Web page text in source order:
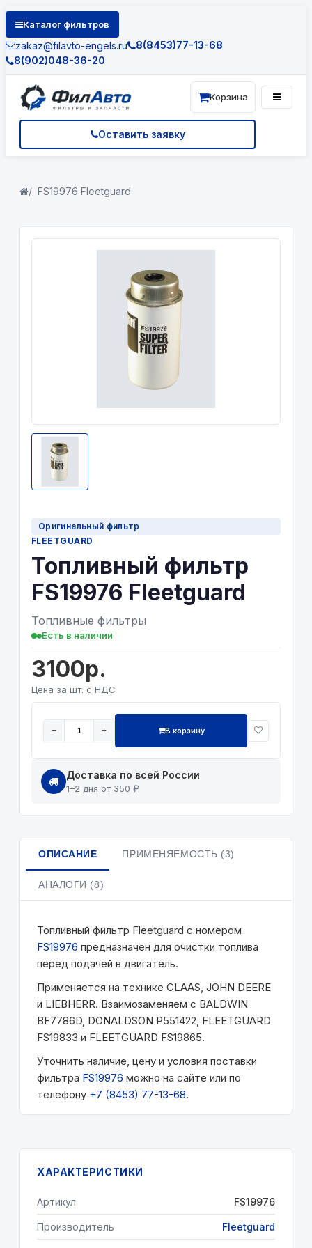
Каталог фильтров
zakaz@filavto-engels.ru
8(8453)77-13-68
8(902)048-36-20
Оставить заявку
Корзина
FS19976 Fleetguard
Оригинальный фильтр
FLEETGUARD
Топливный фильтр
FS19976 Fleetguard
Топливные фильтры
Есть в наличии
3100р.
Цена за шт. с НДС
− + В корзину
Доставка по всей России
1–2 дня от 350 ₽
ОПИСАНИЕ ПРИМЕНЯЕМОСТЬ (3)
АНАЛОГИ (8)
Топливный фильтр Fleetguard с номером
FS19976 предназначен для очистки топлива
перед подачей в двигатель.
Применяется на технике CLAAS, JOHN DEERE
и LIEBHERR. Взаимозаменяем с BALDWIN
BF7786D, DONALDSON P551422, FLEETGUARD
FS19833 и FLEETGUARD FS19865.
Уточнить наличие, цену и условия поставки
фильтра FS19976 можно на сайте или по
телефону +7 (8453) 77-13-68.
ХАРАКТЕРИСТИКИ
Артикул FS19976
Производитель Fleetguard